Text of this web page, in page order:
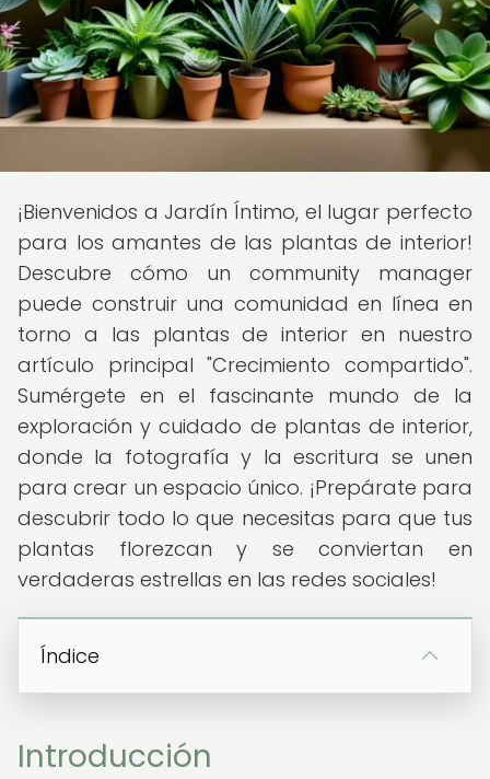
¡Bienvenidos a Jardín Íntimo, el lugar perfecto
para los amantes de las plantas de interior!
Descubre cómo un community manager
puede construir una comunidad en línea en
torno a las plantas de interior en nuestro
artículo principal "Crecimiento compartido".
Sumérgete en el fascinante mundo de la
exploración y cuidado de plantas de interior,
donde la fotografía y la escritura se unen
para crear un espacio único. ¡Prepárate para
descubrir todo lo que necesitas para que tus
plantas florezcan y se conviertan en
verdaderas estrellas en las redes sociales!
Índice
Introducción